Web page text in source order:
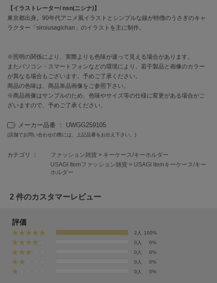
エミ
emmi atelier
emmi yoga
エミヨガ
ETRÉ TOKYO
エトレトウキョウ
ey
FILA
gelato pique
ジェラート ピケ
【イラストレーター/ nsn(ニシナ)】
東京都出身。90年代アニメ風イラストとシンプルな線が特徴のうさぎのキャ
ラクター「siroiusagichan」のイラストを主に制作。
※照明の関係により、実際よりも色味が違って見える場合があります。
またパソコン・スマートフォンなどの環境により、若干製品と画像のカラー
が異なる場合もございます。予めご了承ください。
商品の色味は、商品単品画像をご参照下さい。
※商品画像はサンプルのため、色味やサイズ等の仕様に変更がある場合がご
ざいますので、予めご了承ください。
メーカー品番 ： UWGG259105
(店舗でお問い合わせの際には、上記品番をお伝え下さい。)
カテゴリ ： ファッション雑貨 > キーケース/キーホルダー
USAGI Itemファッション雑貨 > USAGI Itemキーケース/キー
ホルダー
2 件のカスタマーレビュー
評価
2人
100%
0人
0%
0人
0%
0人
0%
0人
0%